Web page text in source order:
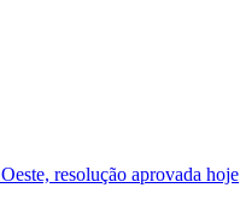
resolução aprovada hoje